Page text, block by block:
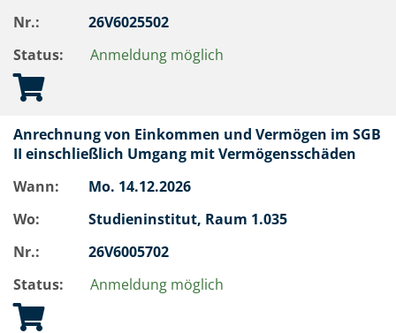
Nr.:
26V6025502
Status:
Anmeldung möglich
Anrechnung von Einkommen und Vermögen im SGB
II einschließlich Umgang mit Vermögensschäden
Wann:
Mo. 14.12.2026
Wo:
Studieninstitut, Raum 1.035
Nr.:
26V6005702
Status:
Anmeldung möglich